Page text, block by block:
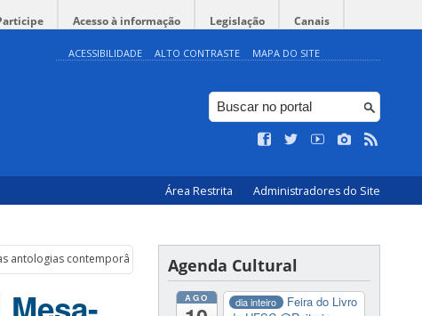
Acesso à informação Legislação Canais
ACESSIBILIDADE ALTO CONTRASTE MAPA DO SITE
Área Restrita Administradores do Site
antologias contemporâneas: a artesania da cena
Agenda Cultural
AGO dia inteiro
Feira do Livro